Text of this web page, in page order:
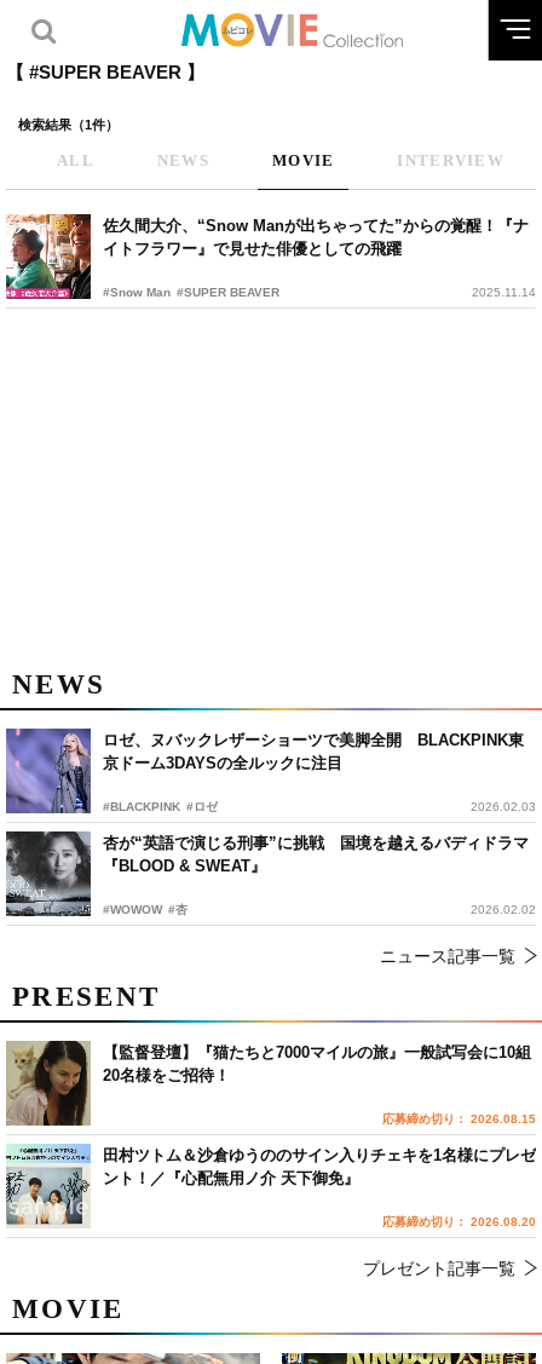
【 #SUPER BEAVER 】
検索結果（1件）
ALL NEWS MOVIE INTERVIEW
佐久間大介、“Snow Manが出ちゃってた”からの覚醒！『ナ
イトフラワー』で見せた俳優としての飛躍
#Snow Man #SUPER BEAVER 2025.11.14
NEWS
ロゼ、ヌバックレザーショーツで美脚全開 BLACKPINK東
京ドーム3DAYSの全ルックに注目
#BLACKPINK #ロゼ 2026.02.03
杏が“英語で演じる刑事”に挑戦 国境を越えるバディドラマ
『BLOOD & SWEAT』
#WOWOW #杏 2026.02.02
ニュース記事一覧
MOVIE
PRESENT
【監督登壇】『猫たちと7000マイルの旅』一般試写会に10組
20名様をご招待！
応募締め切り： 2026.08.15
田村ツトム＆沙倉ゆうののサイン入りチェキを1名様にプレゼ
ント！／『心配無用ノ介 天下御免』
応募締め切り： 2026.08.20
プレゼント記事一覧